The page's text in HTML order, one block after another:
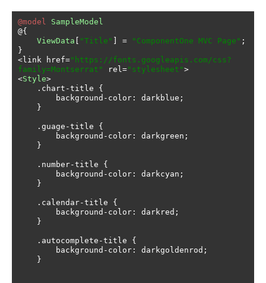
@model
SampleModel
@{
ViewData
"Title" = "ComponentOne MVC Page" ;
}
< link href="https://fonts.googleapis.com/css?
family=Montserrat"
rel="stylesheet">
<Style>
. chart -title {
        background
- color : darkblue ;
}
. guage -title {
        background
- color : darkgreen ;
}
. number-title {
        background
- color : darkcyan ;
}
. calendar-title {
        background
- color : darkred ;
}
. autocomplete -title {
        background
- color : darkgoldenrod ;
}